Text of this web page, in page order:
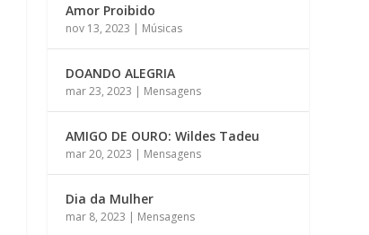
Amor Proibido
nov 13, 2023 | Músicas
DOANDO ALEGRIA
mar 23, 2023 | Mensagens
AMIGO DE OURO: Wildes Tadeu
mar 20, 2023 | Mensagens
Dia da Mulher
mar 8, 2023 | Mensagens